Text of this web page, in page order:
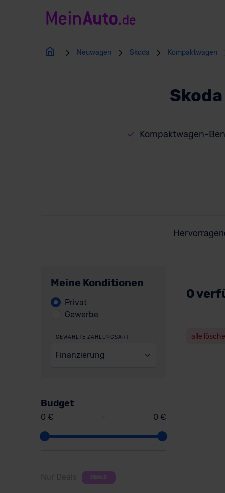
Neuwagen Skoda Kompaktwagen
Kompaktwagen-
Meine Konditionen
Privat
Gewerbe
GEWÄHLTE ZAHLUNGSART
Finanzierung
Budget
0 € - 0 €
Nur Deals DEALS
0
alle